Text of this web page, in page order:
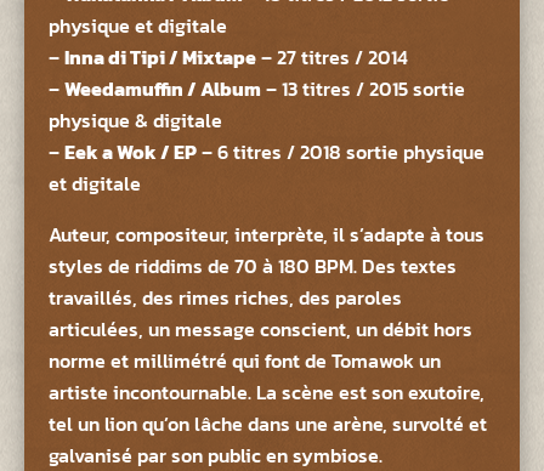
physique et digitale
–Inna di Tipi / Mixtape– 27 titres / 2014
–Weedamuffin / Album– 13 titres / 2015 sortie
physique & digitale
–Eek a Wok / EP– 6 titres / 2018 sortie physique
et digitale
Auteur, compositeur, interprète, il s’adapte à tous
styles de riddims de 70 à 180 BPM. Des textes
travaillés, des rimes riches, des paroles
articulées, un message conscient, un débit hors
norme et millimétré qui font de Tomawok un
artiste incontournable. La scène est son exutoire,
tel un lion qu’on lâche dans une arène, survolté et
galvanisé par son public en symbiose.